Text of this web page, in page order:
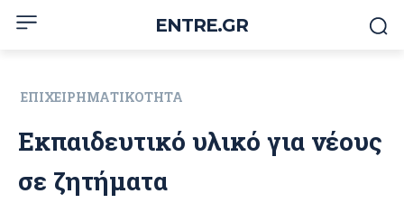
ENTRE.GR
ΕΠΙΧΕΙΡΗΜΑΤΙΚΌΤΗΤΑ
Εκπαιδευτικό υλικό για νέους
σε ζητήματα